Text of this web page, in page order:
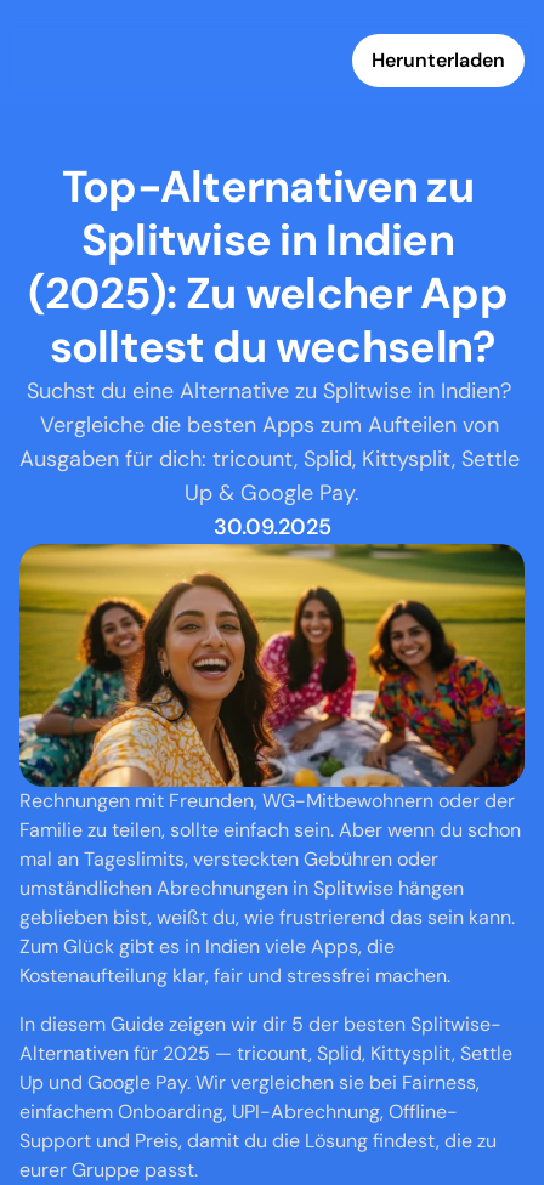
Herunterladen
Top-Alternativen zu
Splitwise in Indien
(2025): Zu welcher App
solltest du wechseln?
Suchst du eine Alternative zu Splitwise in Indien?
Vergleiche die besten Apps zum Aufteilen von
Ausgaben für dich: tricount, Splid, Kittysplit, Settle
Up & Google Pay.
30.09.2025
Rechnungen mit Freunden, WG-Mitbewohnern oder der
Familie zu teilen, sollte einfach sein. Aber wenn du schon
mal an Tageslimits, versteckten Gebühren oder
umständlichen Abrechnungen in Splitwise hängen
geblieben bist, weißt du, wie frustrierend das sein kann.
Zum Glück gibt es in Indien viele Apps, die
Kostenaufteilung klar, fair und stressfrei machen.
In diesem Guide zeigen wir dir 5 der besten Splitwise-
Alternativen für 2025 — tricount, Splid, Kittysplit, Settle
Up und Google Pay. Wir vergleichen sie bei Fairness,
einfachem Onboarding, UPI-Abrechnung, Offline-
Support und Preis, damit du die Lösung findest, die zu
eurer Gruppe passt.